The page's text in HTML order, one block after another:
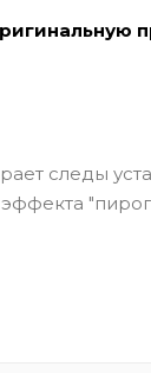
следы